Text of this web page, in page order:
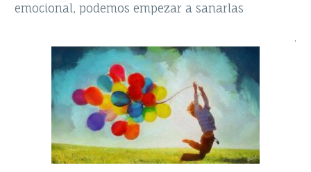
emocional, podemos empezar a sanarlas
.